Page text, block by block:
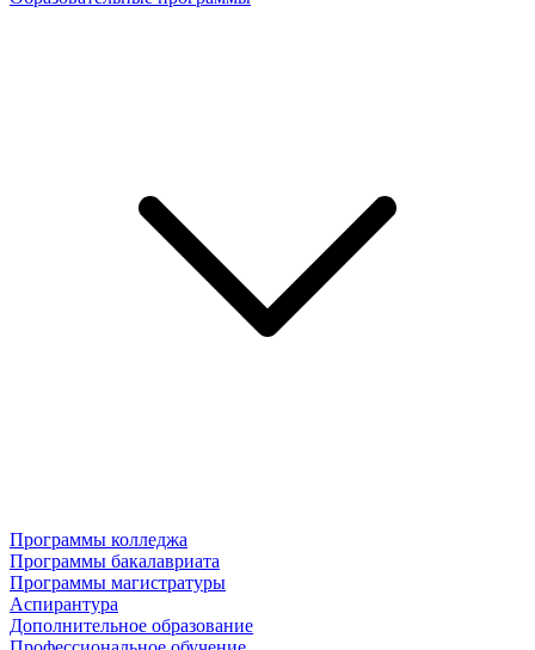
Программы колледжа
Программы бакалавриата
Программы магистратуры
Аспирантура
Дополнительное образование